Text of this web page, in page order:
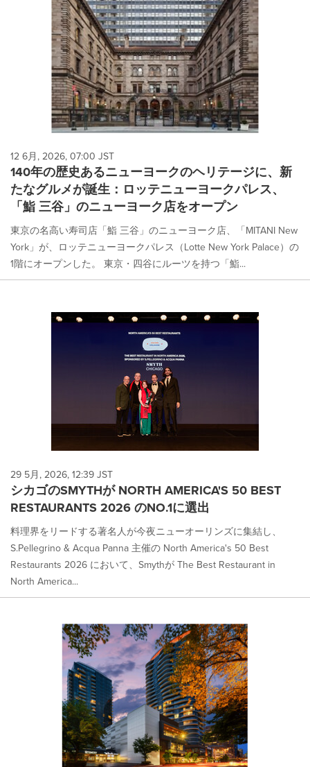
12 6月, 2026, 07:00 JST
140年の歴史あるニューヨークのヘリテージに、新
たなグルメが誕生：ロッテニューヨークパレス、
「鮨 三谷」のニューヨーク店をオープン
東京の名高い寿司店「鮨 三谷」のニューヨーク店、「MITANI New
York」が、ロッテニューヨークパレス（Lotte New York Palace）の
1階にオープンした。 東京・四谷にルーツを持つ「鮨...
29 5月, 2026, 12:39 JST
シカゴのSMYTHが NORTH AMERICA'S 50 BEST
RESTAURANTS 2026 のNO.1に選出
料理界をリードする著名人が今夜ニューオーリンズに集結し、
S.Pellegrino & Acqua Panna 主催の North America's 50 Best
Restaurants 2026 において、Smythが The Best Restaurant in
North America...